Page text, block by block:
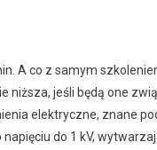
A co z samym
niższa, jeśli będą one
elektryczne, znane
do 1 kV,